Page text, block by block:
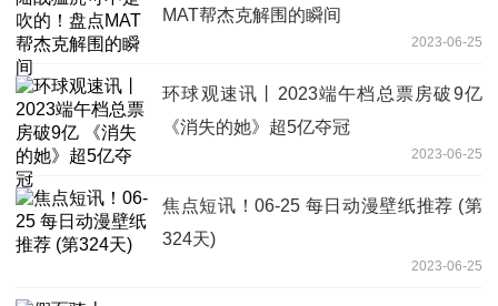
MAT帮杰克解围的瞬间
2023-06-25
环球观速讯丨2023端午档总票房破9亿
《消失的她》超5亿夺冠
2023-06-25
焦点短讯！06-25 每日动漫壁纸推荐 (第
324天)
2023-06-25